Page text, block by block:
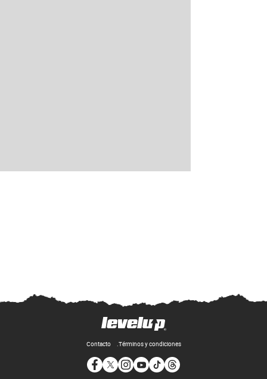
Contacto Términos y condiciones
Opens in new window
Opens in new window
Opens in new window
Opens in new window
Opens in new window
Opens in new window